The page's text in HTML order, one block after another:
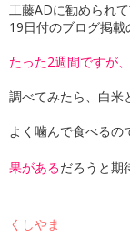
工藤ADに勧められ
19日付のブログ掲
たった2週間ですが
調べてみたら、白米
よく噛んで食べるの
果があるだろうと期
くしやま